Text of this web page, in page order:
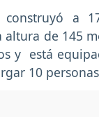
construyó a
altura de 145
y está
10